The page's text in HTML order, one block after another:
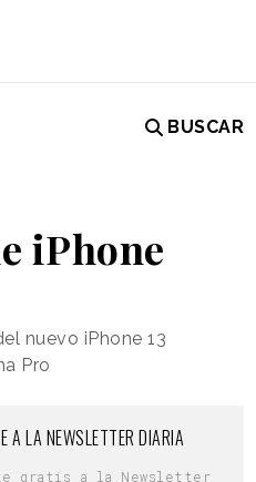
BUSCAR
iPhone
nuevo iPhone 13
Pro
A LA NEWSLETTER DIARIA
gratis a la Newsletter